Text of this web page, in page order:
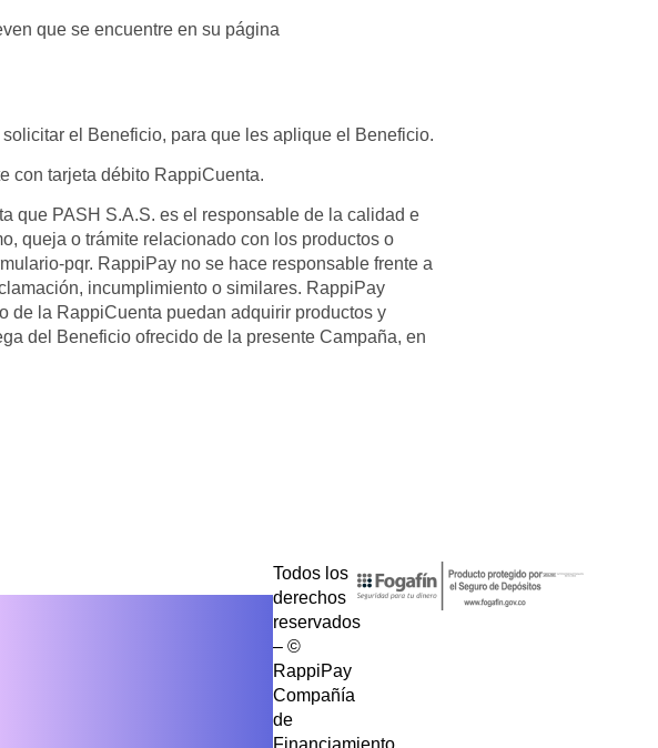
que se encuentre en su página
el Beneficio, para que les aplique el Beneficio.
con tarjeta débito RappiCuenta.
que PASH S.A.S. es el responsable de la calidad e
queja o trámite relacionado con los productos o
pqr. RappiPay no se hace responsable frente a
incumplimiento o similares. RappiPay
de la RappiCuenta puedan adquirir productos y
del Beneficio ofrecido de la presente Campaña, en
Todos los
derechos
reservados
– ©
RappiPay
Compañía
de
Financiamiento